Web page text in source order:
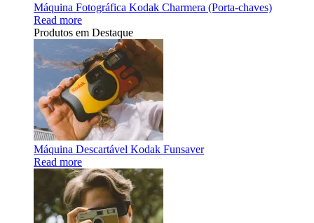
Máquina Fotográfica Kodak Charmera (Porta-chaves)
Read more
Produtos em Destaque
Máquina Descartável Kodak Funsaver
Read more